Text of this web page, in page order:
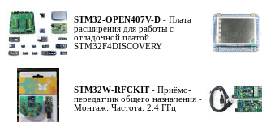
STM32-OPEN407V-D - Плата
расширения для работы с
отладочной платой
STM32F4DISCOVERY
STM32W-RFCKIT- Приёмо-
передатчик общего назначения -
Монтаж: Частота: 2.4 ГГц